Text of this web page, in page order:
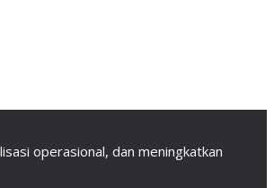
operasional, dan meningkatkan